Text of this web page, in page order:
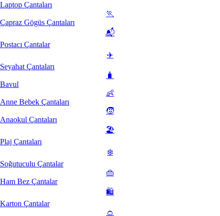
Laptop Çantaları
🏃
Çapraz Gögüs Çantaları
📬
Postacı Çantalar
✈️
Seyahat Çantaları
🧳
Bavul
👶
Anne Bebek Çantaları
🧒
Anaokul Çantaları
🏖️
Plaj Çantaları
❄️
Soğutuculu Çantalar
👜
Ham Bez Çantalar
🛍️
Karton Çantalar
👛